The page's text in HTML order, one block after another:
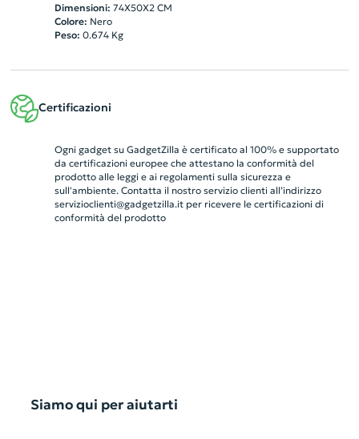
Dimensioni: 74X50X2 CM
Colore: Nero
Peso: 0.674Kg
Certificazioni
Ogni gadget su GadgetZilla è certificato al 100% e supportato
da certificazioni europee che attestano la conformità del
prodotto alle leggi e ai regolamenti sulla sicurezza e
sull'ambiente. Contatta il nostro servizio clienti all’indirizzo
servizioclienti@gadgetzilla.itper ricevere le certificazioni di
conformità del prodotto
Siamo qui per aiutarti